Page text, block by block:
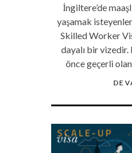
İngiltere’de
yaşamak
Skilled Worker
dayalı bir
önce geçerli